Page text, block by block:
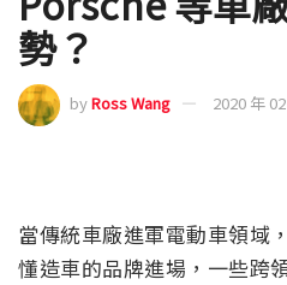
勢？
byRoss Wang 2020 年
當傳統車廠進軍電動車領域
懂造車的品牌進場，一些跨